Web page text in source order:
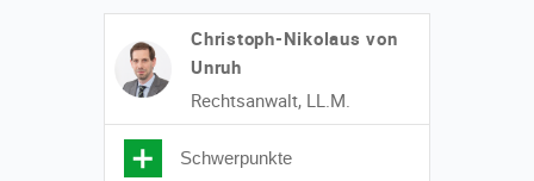
Christoph-Nikolaus von
Unruh
Rechtsanwalt, LL.M.
Schwerpunkte